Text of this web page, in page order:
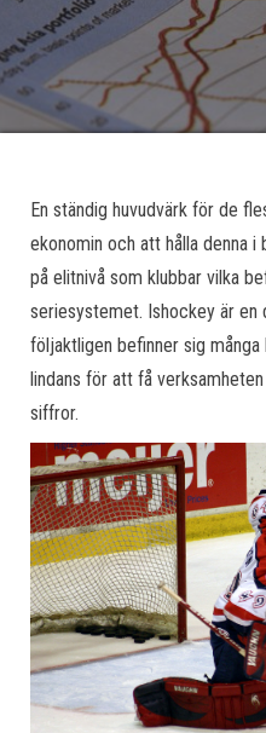
En ständig huvudvärk för de
ekonomin och att hålla denna i
på elitnivå som klubbar vilka
seriesystemet. Ishockey är
följaktligen befinner sig
lindans för att få
siffror.